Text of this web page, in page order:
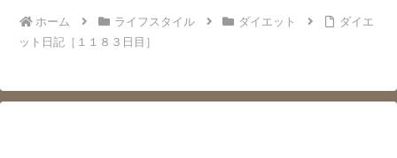
ホーム ライフスタイル ダイエット
ダイエ
ット日記［１１８３日目］